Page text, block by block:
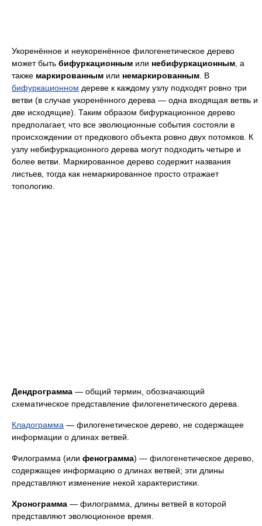
Укоренённое и неукоренённое филогенетическое дерево
может быть бифуркационным или небифуркационным , а
также маркированным или немаркированным . В
бифуркационном дереве к каждому узлу подходят ровно три
ветви (в случае укоренённого дерева — одна входящая ветвь и
две исходящие). Таким образом бифуркационное дерево
предполагает, что все эволюционные события состояли в
происхождении от предкового объекта ровно двух потомков. К
узлу небифуркационного дерева могут подходить четыре и
более ветви. Маркированное дерево содержит названия
листьев, тогда как немаркированное просто отражает
топологию.
Дендрограмма — общий термин, обозначающий
схематическое представление филогенетического дерева.
Кладограмма — филогенетическое дерево, не содержащее
информации о длинах ветвей.
Филограмма (или фенограмма) — филогенетическое дерево,
содержащее информацию о длинах ветвей; эти длины
представляют изменение некой характеристики.
Хронограмма — филограмма, длины ветвей в которой
представляют эволюционное время.